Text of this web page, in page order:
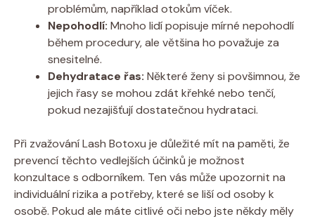
problémům, například otokům víček.
Nepohodlí: Mnoho lidí popisuje mírné nepohodlí
během procedury, ale většina ho považuje za
snesitelné.
Dehydratace řas: Některé ženy si povšimnou, že
jejich řasy se mohou zdát křehké nebo tenčí,
pokud nezajišťují dostatečnou hydrataci.
Při zvažování Lash Botoxu je důležité mít na paměti, že
prevencí těchto vedlejších účinků je možnost
konzultace s odborníkem. Ten vás může upozornit na
individuální rizika a potřeby, které se liší od osoby k
osobě. Pokud ale máte citlivé oči nebo jste někdy měly